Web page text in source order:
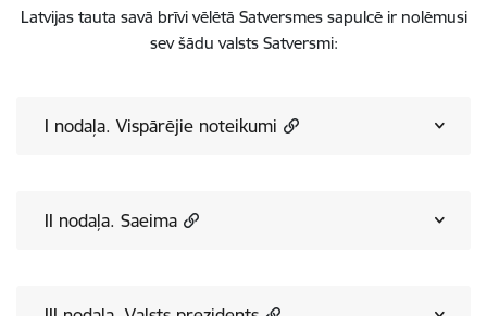
Latvijas tauta savā brīvi vēlētā Satversmes sapulcē ir nolēmusi
sev šādu valsts Satversmi:
I nodaļa. Vispārējie noteikumi
II nodaļa. Saeima